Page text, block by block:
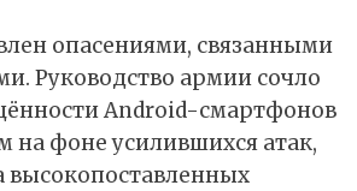
опасениями, связанными
Руководство армии сочло
Android-смартфонов
на фоне усилившихся атак,
высокопоставленных